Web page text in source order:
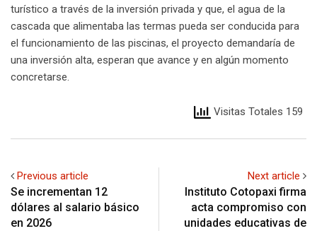
turístico a través de la inversión privada y que, el agua de la
cascada que alimentaba las termas pueda ser conducida para
el funcionamiento de las piscinas, el proyecto demandaría de
una inversión alta, esperan que avance y en algún momento
concretarse.
Visitas Totales 159
Previous article
Se incrementan 12
dólares al salario básico
en 2026
Next article
Instituto Cotopaxi firma
acta compromiso con
unidades educativas de